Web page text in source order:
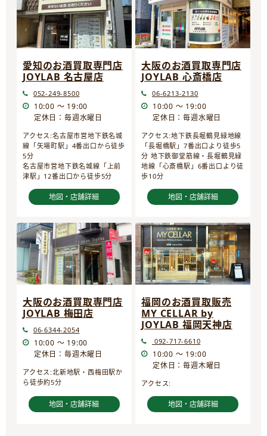
愛知のお酒買取専門店
JOYLAB 名古屋店
052-249-8500
10:00 ～ 19:00
定休日：毎週水曜日
アクセス:名古屋市営地下鉄名城
線「矢場町駅」4番出口から徒歩
5分
名古屋市営地下鉄名城線「上前
津駅」12番出口から徒歩5分
地図・店舗詳細
大阪のお酒買取専門店
JOYLAB 心斎橋店
06-6213-2130
10:00 ～ 19:00
定休日：毎週水曜日
アクセス:地下鉄長堀鶴見緑地線
「長堀橋駅」7番出口より徒歩5
分 地下鉄御堂筋線・長堀鶴見緑
地線「心斎橋駅」6番出口より徒
歩10分
地図・店舗詳細
大阪のお酒買取専門店
JOYLAB 梅田店
06-6344-2054
10:00 ～ 19:00
定休日：毎週木曜日
アクセス:北新地駅・西梅田駅か
ら徒歩約5分
地図・店舗詳細
福岡のお酒買取販売
MY CELLAR by
JOYLAB 福岡天神店
092-717-6610
10:00 ～ 19:00
定休日：毎週木曜日
アクセス:
地図・店舗詳細